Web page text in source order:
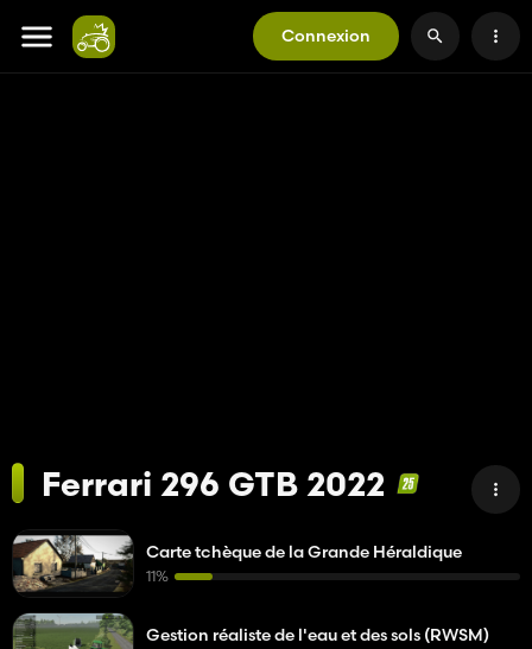
Connexion
Ferrari 296 GTB 2022
Carte tchèque de la Grande Héraldique
11%
Gestion réaliste de l'eau et des sols (RWSM)